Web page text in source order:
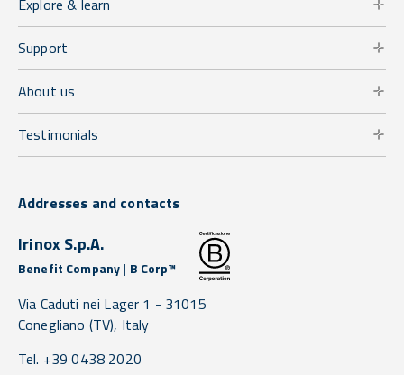
Explore & learn
Support
About us
Testimonials
Addresses and contacts
Irinox S.p.A.
Benefit Company | B Corp™
Via Caduti nei Lager 1 - 31015
Conegliano (TV), Italy
Tel. +39 0438 2020